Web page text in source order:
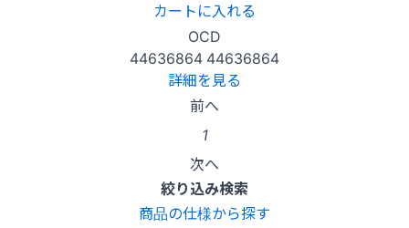
カートに入れる
OCD
44636864 44636864
詳細を見る
前へ
1
次へ
絞り込み検索
商品の仕様から探す